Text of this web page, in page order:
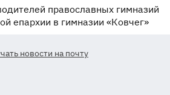
православных гимназий
епархии в гимназии «Ковчег»
новости на почту